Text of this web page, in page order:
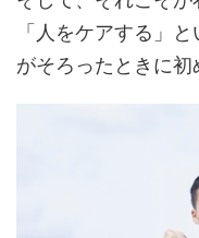
「人をケアする」
がそろったときに初